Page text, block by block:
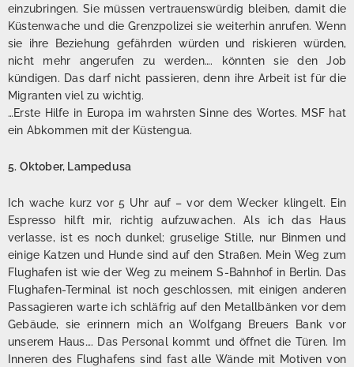
einzubringen. Sie müssen vertrauenswürdig bleiben, damit die
Küstenwache und die Grenzpolizei sie weiterhin anrufen. Wenn
sie ihre Beziehung gefährden würden und riskieren würden,
nicht mehr angerufen zu werden…. könnten sie den Job
kündigen. Das darf nicht passieren, denn ihre Arbeit ist für die
Migranten viel zu wichtig.
…Erste Hilfe in Europa im wahrsten Sinne des Wortes. MSF hat
ein Abkommen mit der Küstengua.
5. Oktober, Lampedusa
Ich wache kurz vor 5 Uhr auf – vor dem Wecker klingelt. Ein
Espresso hilft mir, richtig aufzuwachen. Als ich das Haus
verlasse, ist es noch dunkel; gruselige Stille, nur Binmen und
einige Katzen und Hunde sind auf den Straßen. Mein Weg zum
Flughafen ist wie der Weg zu meinem S-Bahnhof in Berlin. Das
Flughafen-Terminal ist noch geschlossen, mit einigen anderen
Passagieren warte ich schläfrig auf den Metallbänken vor dem
Gebäude, sie erinnern mich an Wolfgang Breuers Bank vor
unserem Haus…. Das Personal kommt und öffnet die Türen. Im
Inneren des Flughafens sind fast alle Wände mit Motiven von